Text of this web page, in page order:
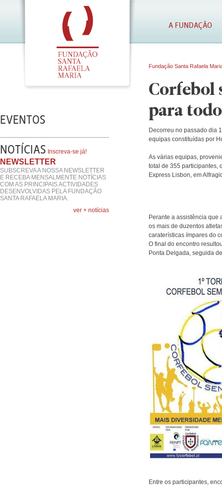
A FUNDAÇÃO
Fundação Santa Rafaela
Corfebol
para
Decorreu no passado dia
equipas constituídas por
As várias equipas,
total de 355 participantes,
Express Lisbon, em
Perante a assistência que
os mais de duzentos
caraterísticas ímpares do
O final do encontro
Ponta Delgada, seguida
Entre os participantes,
EVENTOS
NOTÍCIAS Inscreva-se já!
NEWSLETTER
SUBSCREVA A NOSSA NEWSLETTER
E RECEBA MENSALMENTE NOTÍCIAS
COM AS PRINCIPAIS ACTIVIDADES
DESENVOLVIDAS PELA FUNDAÇÃO
SANTA RAFAELA MARIA.
ver + notícias